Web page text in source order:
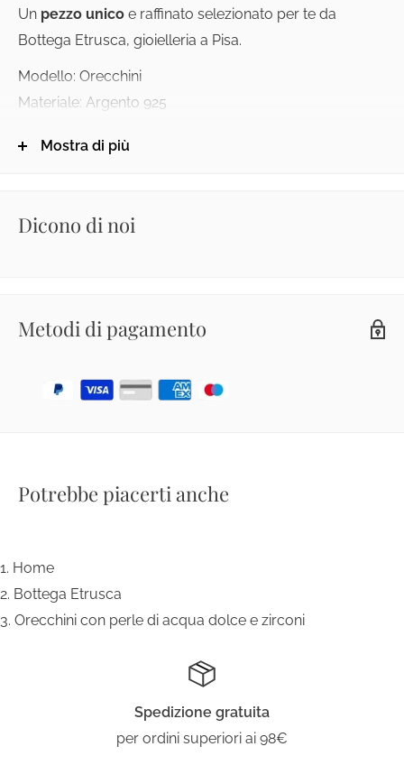
Un pezzo unico e raffinato selezionato per te da
Bottega Etrusca, gioielleria a Pisa.
Modello: Orecchini
Materiale: Argento 925
Pietre: Perle di acqua dolce e zirconi
Mostra di più
Dicono di noi
Metodi di pagamento
Potrebbe piacerti anche
Home
Bottega Etrusca
Orecchini con perle di acqua dolce e zirconi
Spedizione gratuita
per ordini superiori ai 98€